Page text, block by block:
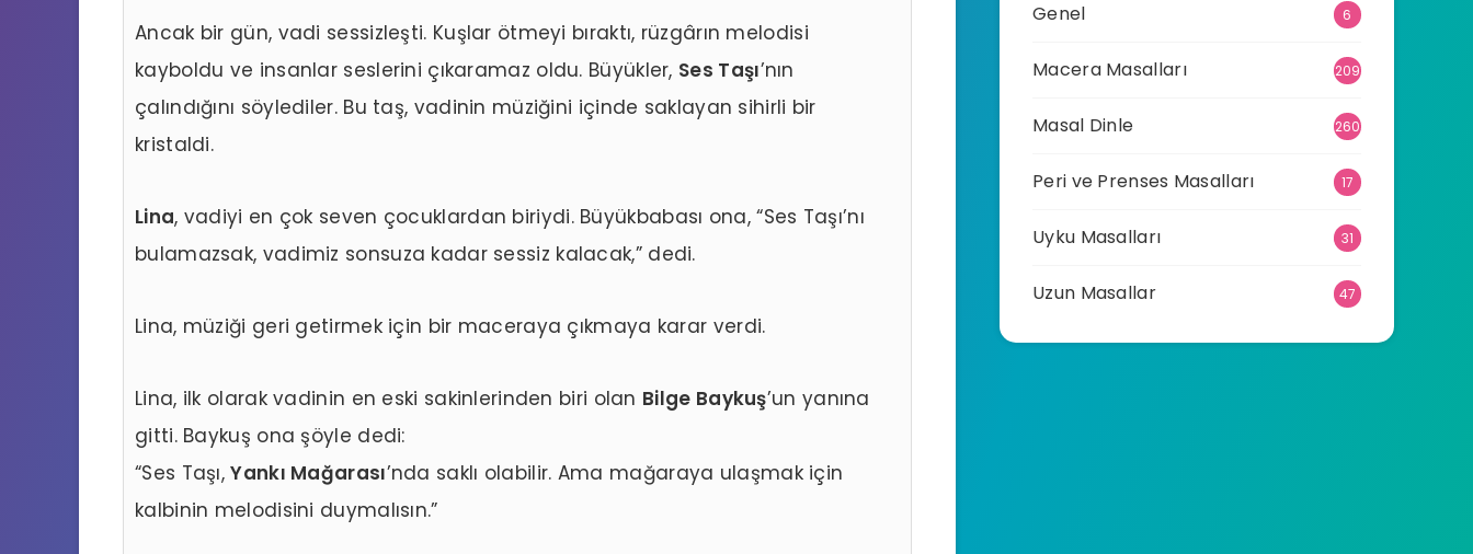
Ancak bir gün, vadi sessizleşti. Kuşlar ötmeyi bıraktı, rüzgârın melodisi
kayboldu ve insanlar seslerini çıkaramaz oldu. Büyükler, Ses Taşı’nın
çalındığını söylediler. Bu taş, vadinin müziğini içinde saklayan sihirli bir
kristaldi.
Lina, vadiyi en çok seven çocuklardan biriydi. Büyükbabası ona, “Ses Taşı’nı
bulamazsak, vadimiz sonsuza kadar sessiz kalacak,” dedi.
Lina, müziği geri getirmek için bir maceraya çıkmaya karar verdi.
Lina, ilk olarak vadinin en eski sakinlerinden biri olan Bilge Baykuş’un yanına
gitti. Baykuş ona şöyle dedi:
“Ses Taşı,Yankı Mağarası’nda saklı olabilir. Ama mağaraya ulaşmak için
kalbinin melodisini duymalısın.”
Genel 6
Macera Masalları 209
Masal Dinle 260
Peri ve Prenses Masalları 17
Uyku Masalları 31
Uzun Masallar 47